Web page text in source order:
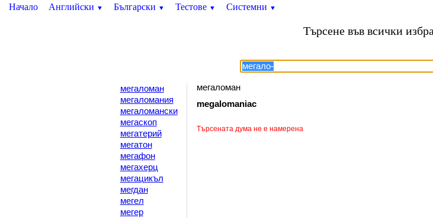
Начало Английски ▼ Български ▼ Тестове ▼ Системни ▼
Търсене във всички
мегаломан
мегаломания
мегаломански
мегаскоп
мегатерий
мегатон
мегафон
мегахерц
мегацикъл
мегдан
мегел
мегер
мегаломан
megalomaniac
Търсената дума не е намерена